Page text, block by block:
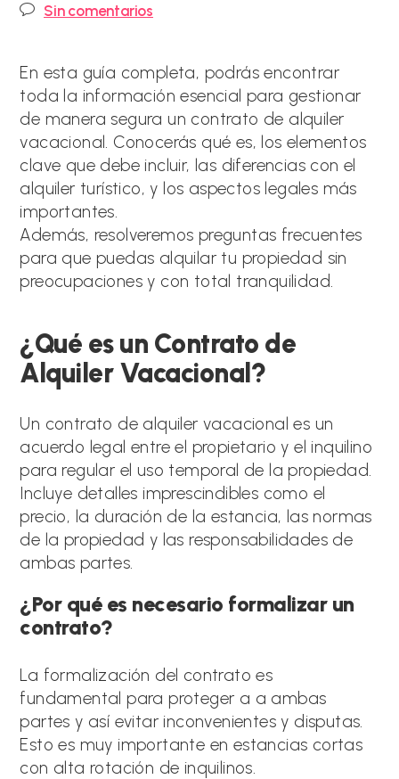
la
Comentarios
Sin comentarios
En esta guía completa, podrás encontrar
toda la información esencial para gestionar
de manera segura un contrato de alquiler
vacacional. Conocerás qué es, los elementos
clave que debe incluir, las diferencias con el
alquiler turístico, y los aspectos legales más
importantes.
Además, resolveremos preguntas frecuentes
para que puedas alquilar tu propiedad sin
preocupaciones y con total tranquilidad.
¿Qué es un Contrato de
Alquiler Vacacional?
Un contrato de alquiler vacacional es un
acuerdo legal entre el propietario y el inquilino
para regular el uso temporal de la propiedad.
Incluye detalles imprescindibles como el
precio, la duración de la estancia, las normas
de la propiedad y las responsabilidades de
ambas partes.
¿Por qué es necesario formalizar un
contrato?
La formalización del contrato es
fundamental para proteger a a ambas
partes y así evitar inconvenientes y disputas.
Esto es muy importante en estancias cortas
con alta rotación de inquilinos.